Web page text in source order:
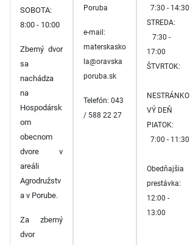
SOBOTA:
8:00 - 10:00
Zberný dvor
sa
nachádza
na
Hospodársk
om
obecnom
dvore v
areáli
Agrodružstv
a v Porube.
Za zberný
dvor
Poruba
e-mail:
materskasko
la@oravska
poruba.sk
Telefón: 043
/ 588 22 27
7:30 - 14:30
STREDA:
7:30 -
17:00
ŠTVRTOK:
NESTRÁNKO
VÝ DEŇ
PIATOK:
7:00 - 11:30
Obedňajšia
prestávka:
12:00 -
13:00